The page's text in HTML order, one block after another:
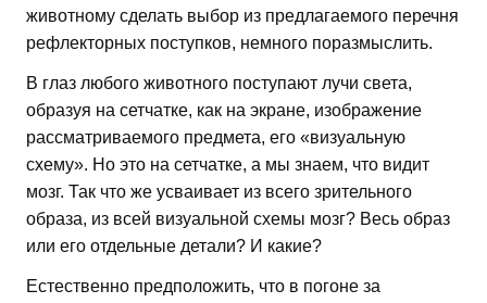
животному сделать выбор из предлагаемого перечня
рефлекторных поступков, немного поразмыслить.
В глаз любого животного поступают лучи света,
образуя на сетчатке, как на экране, изображение
рассматриваемого предмета, его «визуальную
схему». Но это на сетчатке, а мы знаем, что видит
мозг. Так что же усваивает из всего зрительного
образа, из всей визуальной схемы мозг? Весь образ
или его отдельные детали? И какие?
Естественно предположить, что в погоне за